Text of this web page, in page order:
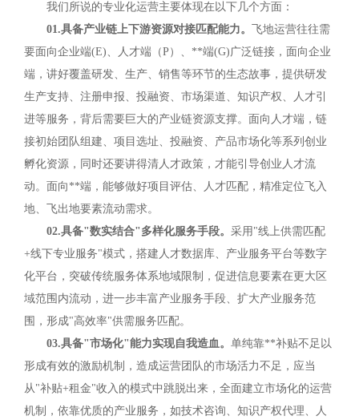
我们所说的专业化运营主要体现在以下几个方面：
01.具备产业链上下游资源对接匹配能力。
飞地运营往往需
要面向企业端(E)、人才端（P）、**端(G)广泛链接，面向企业
端，讲好覆盖研发、生产、销售等环节的生态故事，提供研发
生产支持、注册申报、投融资、市场渠道、知识产权、人才引
进等服务，背后需要巨大的产业链资源支撑。面向人才端，链
接初始团队组建、项目选址、投融资、产品市场化等系列创业
孵化资源，同时还要讲得清人才政策，才能引导创业人才流
动。面向**端，能够做好项目评估、人才匹配，精准定位飞入
地、飞出地要素流动需求。
02.具备"数实结合"多样化服务手段。 采用"线上供需匹配
+线下专业服务"模式，搭建人才数据库、产业服务平台等数字
化平台，突破传统服务体系地域限制，促进信息要素在更大区
域范围内流动，进一步丰富产业服务手段、扩大产业服务范
围，形成"高效率"供需服务匹配。
03.具备"市场化"能力实现自我造血。 单纯靠**补贴不足以
形成有效的激励机制，造成运营团队的市场活力不足，应当
从"补贴+租金"收入的模式中跳脱出来，全面建立市场化的运营
机制，依靠优质的产业服务，如技术咨询、知识产权代理、人